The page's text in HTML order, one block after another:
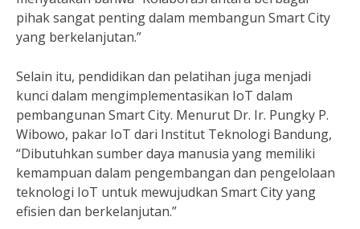
pihak sangat penting dalam membangun Smart City
yang berkelanjutan.”
Selain itu, pendidikan dan pelatihan juga menjadi
kunci dalam mengimplementasikan IoT dalam
pembangunan Smart City. Menurut Dr. Ir. Pungky P.
Wibowo, pakar IoT dari Institut Teknologi Bandung,
“Dibutuhkan sumber daya manusia yang memiliki
kemampuan dalam pengembangan dan pengelolaan
teknologi IoT untuk mewujudkan Smart City yang
efisien dan berkelanjutan.”